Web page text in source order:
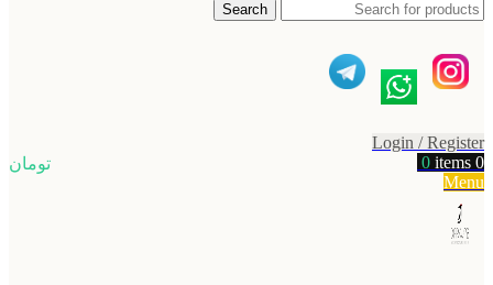
Search
Login / Register
0
items
0
تومان
Menu